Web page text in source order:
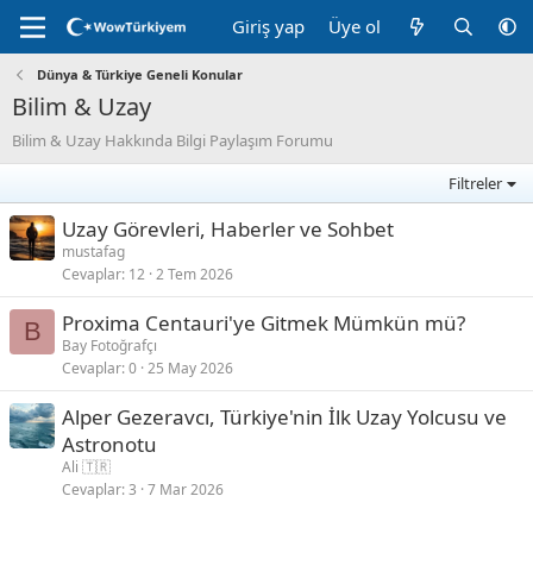
Giriş yap Üye ol
Dünya & Türkiye Geneli Konular
Bilim & Uzay
Bilim & Uzay Hakkında Bilgi Paylaşım Forumu
Filtreler
Uzay Görevleri, Haberler ve Sohbet
mustafag
Cevaplar 12 2 Tem 2026
B Proxima Centauri'ye Gitmek Mümkün mü?
Bay Fotoğrafçı
Cevaplar 0 25 May 2026
Alper Gezeravcı, Türkiye'nin İlk Uzay Yolcusu ve
Astronotu
Ali 🇹🇷
Cevaplar 3 7 Mar 2026